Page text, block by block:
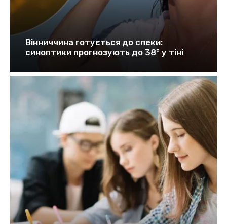
Вінниччина готується до спеки:
синоптики прогнозують до 38° у тіні